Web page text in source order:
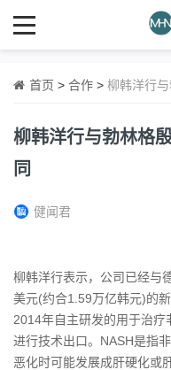
首页 > 合作 > 柳韩洋行
柳韩洋行与勃林格
同
健闻君
柳韩洋行表示，公司已经与
美元(约合1.59万亿韩元)的
2014年自主研发的用于治
进行技术出口。NASH是指
恶化时可能发展成肝硬化或